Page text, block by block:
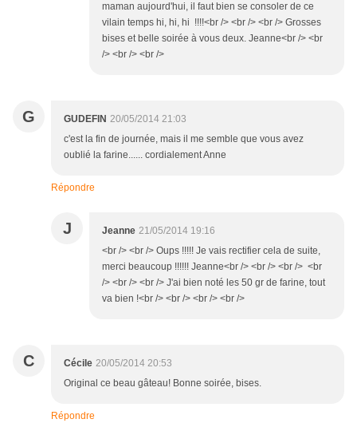
maman aujourd'hui, il faut bien se consoler de ce
vilain temps hi, hi, hi !!!!<br /> <br /> <br /> Grosses
bises et belle soirée à vous deux. Jeanne<br /> <br
/> <br /> <br />
G GUDEFIN 20/05/2014 21:03
c'est la fin de journée, mais il me semble que vous avez
oublié la farine...... cordialement Anne
Répondre
J Jeanne 21/05/2014 19:16
<br /> <br /> Oups !!!!! Je vais rectifier cela de suite,
merci beaucoup !!!!!! Jeanne<br /> <br /> <br /> <br
/> <br /> <br /> J'ai bien noté les 50 gr de farine, tout
va bien !<br /> <br /> <br /> <br />
C Cécile 20/05/2014 20:53
Original ce beau gâteau! Bonne soirée, bises.
Répondre